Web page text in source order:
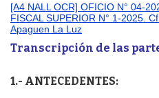
[A4 NALL OCR] OFICIO N° 04-
FISCAL SUPERIOR N° 1-2025.
Apaguen La Luz
Transcripción de las
1.- ANTECEDENTES: